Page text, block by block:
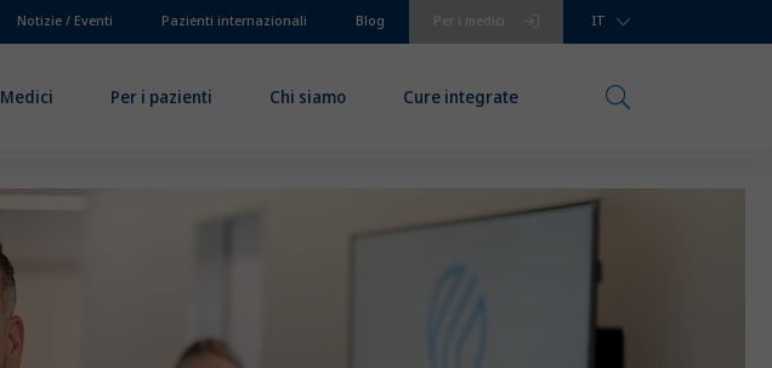
Per i medici
Notizie / Eventi Pazienti internazionali Blog IT
Medici Per i pazienti Chi siamo Cure integrate